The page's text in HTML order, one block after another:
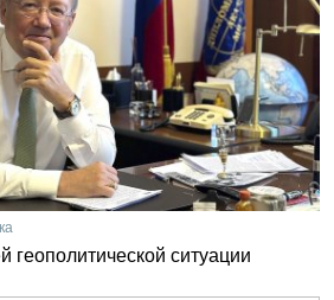
геополитической ситуации